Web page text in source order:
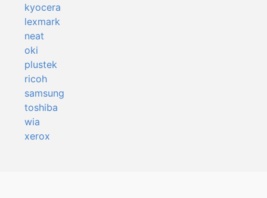
kyocera
lexmark
neat
oki
plustek
ricoh
samsung
toshiba
wia
xerox